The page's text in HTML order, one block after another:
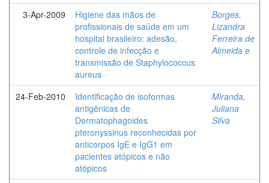
3-Apr-2009
Higiene das mãos de
profissionais de saúde em um
hospital brasileiro: adesão,
controle de infecção e
transmissão de Staphylococcus
aureus
Borges,
Lizandra
Ferreira de
Almeida e
24-Feb-2010
Identificação de isoformas
antigênicas de
Dermatophagoides
pteronyssinus reconhecidas por
anticorpos IgE e IgG1 em
pacientes atópicos e não
atópicos
Miranda,
Juliana
Silva